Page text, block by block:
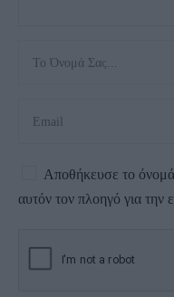
Αποθήκευσε το
αυτόν τον πλοηγό για